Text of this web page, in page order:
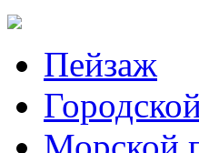
Пейзаж